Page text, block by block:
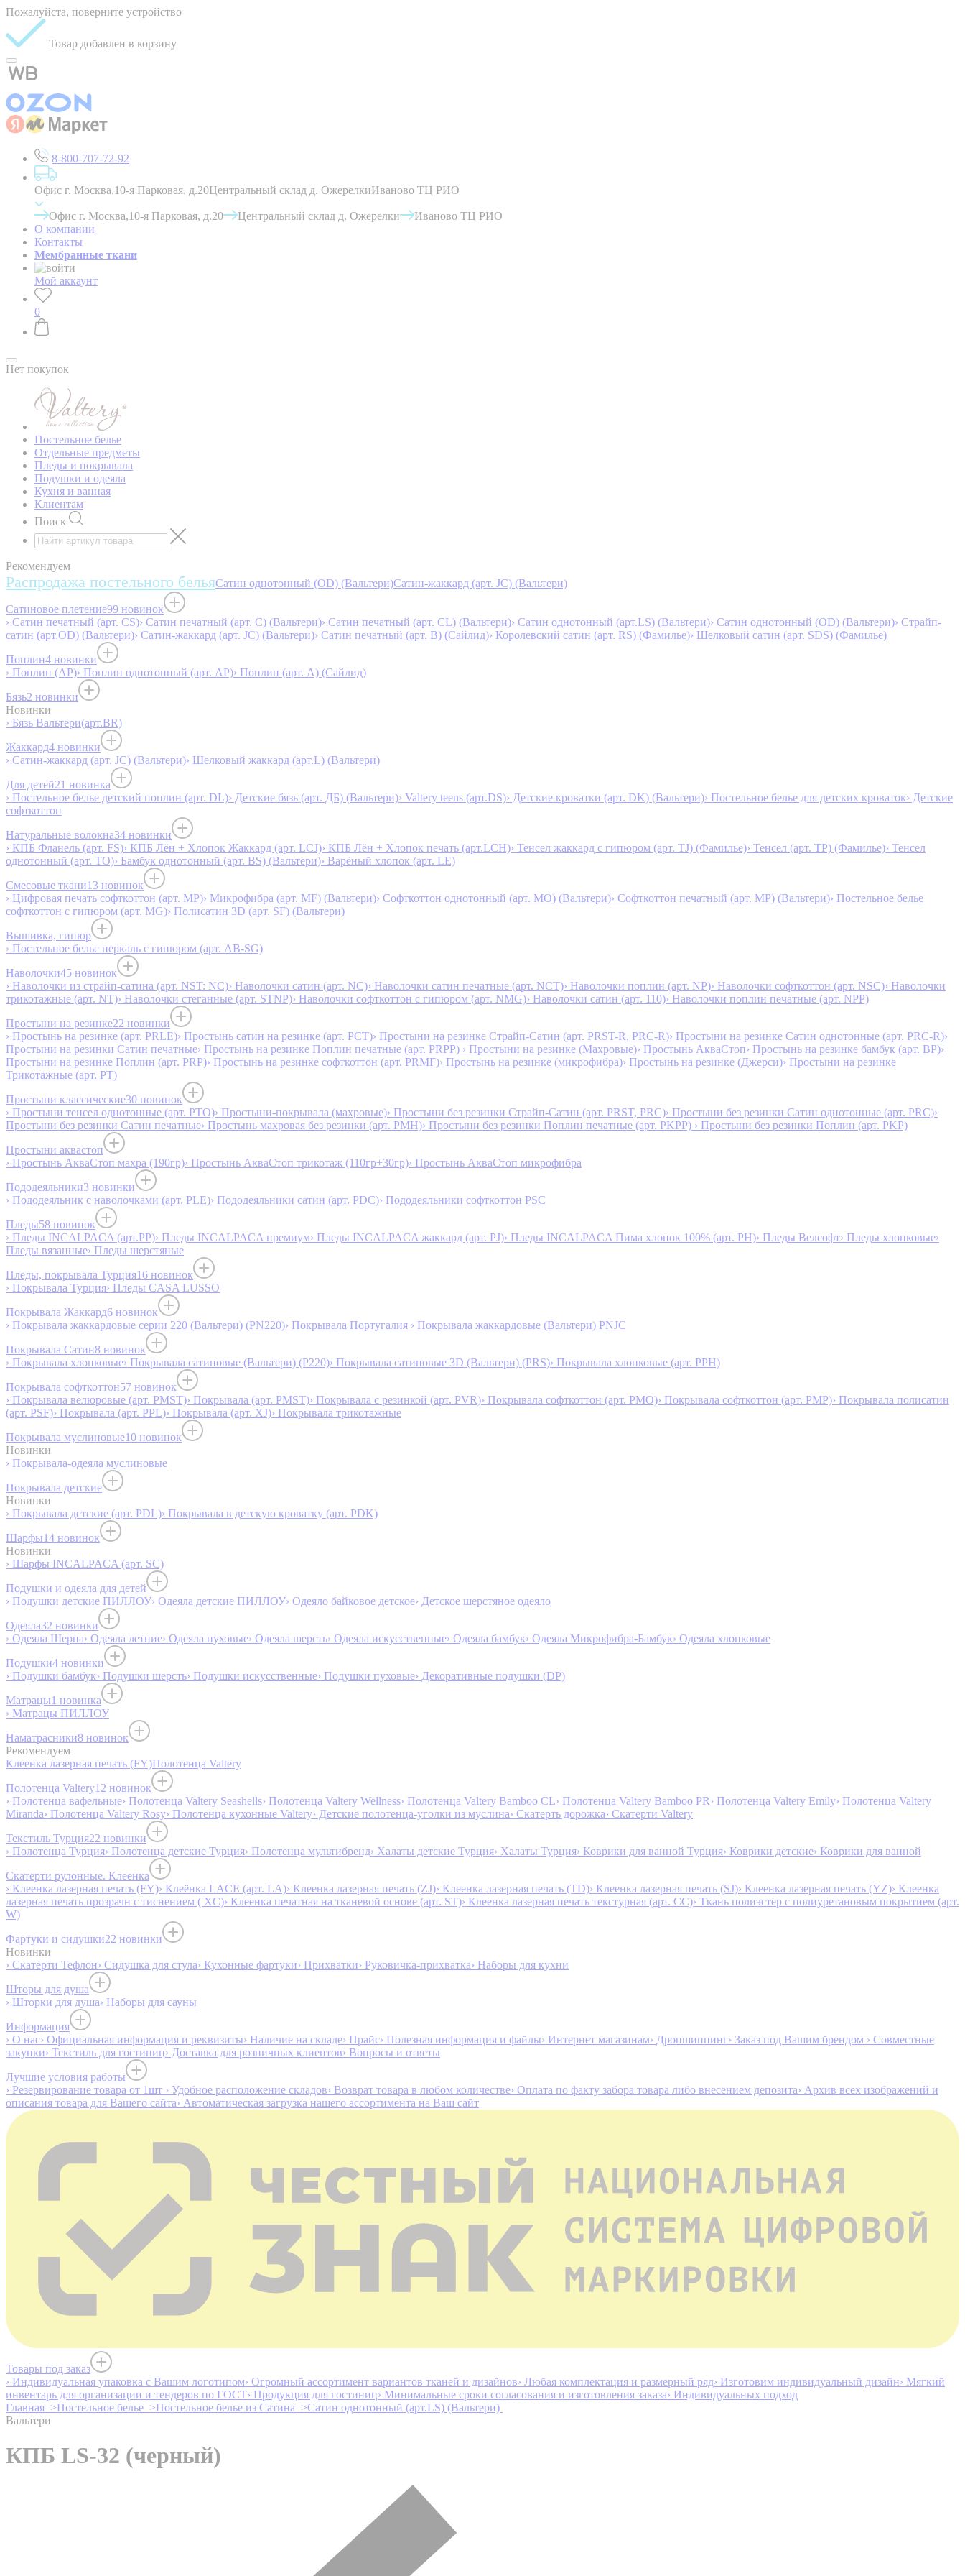
Пожалуйста, поверните устройство
Товар добавлен в корзину
8-800-707-72-92
Офис г. Москва,10-я Парковая, д.20Центральный склад д. ОжерелкиИваново ТЦ РИО
Офис г. Москва,10-я Парковая, д.20 Центральный склад д. Ожерелки
Иваново ТЦ РИО
О компании
Контакты
Мембранные ткани
Мой аккаунт
0
Нет покупок
Постельное белье
Отдельные предметы
Пледы и покрывала
Подушки и одеяла
Кухня и ванная
Клиентам
Поиск
Рекомендуем
Распродажа постельного бельяСатин однотонный (OD) (Вальтери)Сатин-жаккард (арт. JC) (Вальтери)
Сатиновое плетение99 новинок
› Сатин печатный (арт. СS)› Сатин печатный (арт. С) (Вальтери)› Сатин печатный (арт. СL) (Вальтери)› Сатин однотонный (арт.LS) (Вальтери)› Сатин однотонный (OD) (Вальтери)› Страйп-
сатин (арт.OD) (Вальтери)› Сатин-жаккард (арт. JC) (Вальтери)› Сатин печатный (арт. В) (Сайлид)› Королевский сатин (арт. RS) (Фамилье)› Шелковый сатин (арт. SDS) (Фамилье)
Поплин4 новинки
› Поплин (AP)› Поплин однотонный (арт. AP)› Поплин (арт. А) (Сайлид)
Бязь2 новинки
Новинки
› Бязь Вальтери(арт.BR)
Жаккард4 новинки
› Сатин-жаккард (арт. JC) (Вальтери)› Шелковый жаккард (арт.L) (Вальтери)
Для детей21 новинка
› Постельное белье детский поплин (арт. DL)› Детские бязь (арт. ДБ) (Вальтери)› Valtery teens (арт.DS)› Детские кроватки (арт. DK) (Вальтери)› Постельное белье для детских кроваток› Детские
софткоттон
Натуральные волокна34 новинки
› КПБ Фланель (арт. FS)› КПБ Лён + Хлопок Жаккард (арт. LCJ)› КПБ Лён + Хлопок печать (арт.LCH)› Тенсел жаккард с гипюром (арт. TJ) (Фамилье)› Тенсел (арт. ТР) (Фамилье)› Тенсел
однотонный (арт. TO)› Бамбук однотонный (арт. BS) (Вальтери)› Варёный хлопок (арт. LE)
Смесовые ткани13 новинок
› Цифровая печать софткоттон (арт. MP)› Микрофибра (арт. MF) (Вальтери)› Софткоттон однотонный (арт. MO) (Вальтери)› Софткоттон печатный (арт. MР) (Вальтери)› Постельное белье
софткоттон с гипюром (арт. MG)› Полисатин 3D (арт. SF) (Вальтери)
Вышивка, гипюр
› Постельное белье перкаль с гипюром (арт. AB-SG)
Наволочки45 новинок
› Наволочки из страйп-сатина (арт. NST: NC)› Наволочки сатин (арт. NC)› Наволочки сатин печатные (арт. NCT)› Наволочки поплин (арт. NP)› Наволочки софткоттон (арт. NSC)› Наволочки
трикотажные (арт. NT)› Наволочки стеганные (арт. STNP)› Наволочки софткоттон с гипюром (арт. NMG)› Наволочки сатин (арт. 110)› Наволочки поплин печатные (арт. NPP)
Простыни на резинке22 новинки
› Простынь на резинке (арт. PRLE)› Простынь сатин на резинке (арт. PCT)› Простыни на резинке Страйп-Сатин (арт. PRST-R, PRC-R)› Простыни на резинке Сатин однотонные (арт. PRC-R)›
Простыни на резинки Сатин печатные› Простынь на резинке Поплин печатные (арт. PRPP) › Простыни на резинке (Махровые)› Простынь АкваСтоп› Простынь на резинке бамбук (арт. BP)›
Простыни на резинке Поплин (арт. PRP)› Простынь на резинке софткоттон (арт. PRMF)› Простынь на резинке (микрофибра)› Простынь на резинке (Джерси)› Простыни на резинке
Трикотажные (арт. РТ)
Простыни классические30 новинок
› Простыни тенсел однотонные (арт. PTO)› Простыни-покрывала (махровые)› Простыни без резинки Страйп-Сатин (арт. PRST, PRC)› Простыни без резинки Сатин однотонные (арт. PRC)›
Простыни без резинки Сатин печатные› Простынь махровая без резинки (арт. PMH)› Простыни без резинки Поплин печатные (арт. PKPP) › Простыни без резинки Поплин (арт. PKP)
Простыни аквастоп
› Простынь АкваСтоп махра (190гр)› Простынь АкваСтоп трикотаж (110гр+30гр)› Простынь АкваСтоп микрофибра
Пододеяльники3 новинки
› Пододеяльник с наволочками (арт. PLE)› Пододеяльники сатин (арт. PDC)› Пододеяльники софткоттон PSC
Пледы58 новинок
› Пледы INCALPACA (арт.PP)› Пледы INCALPACA премиум› Пледы INCALPACA жаккард (арт. PJ)› Пледы INCALPACA Пима хлопок 100% (арт. PH)› Пледы Велсофт› Пледы хлопковые›
Пледы вязанные› Пледы шерстяные
Пледы, покрывала Турция16 новинок
› Покрывала Турция› Пледы CASA LUSSO
Покрывала Жаккард6 новинок
› Покрывала жаккардовые серии 220 (Вальтери) (PN220)› Покрывала Португалия › Покрывала жаккардовые (Вальтери) PNJC
Покрывала Сатин8 новинок
› Покрывала хлопковые› Покрывала сатиновые (Вальтери) (P220)› Покрывала сатиновые 3D (Вальтери) (PRS)› Покрывала хлопковые (арт. PPH)
Покрывала софткоттон57 новинок
› Покрывала велюровые (арт. PMST)› Покрывала (арт. PMST)› Покрывала с резинкой (арт. PVR)› Покрывала софткоттон (арт. PMO)› Покрывала софткоттон (арт. PMP)› Покрывала полисатин
(арт. PSF)› Покрывала (арт. PPL)› Покрывала (арт. XJ)› Покрывала трикотажные
Покрывала муслиновые10 новинок
Новинки
› Покрывала-одеяла муслиновые
Покрывала детские
Новинки
› Покрывала детские (арт. PDL)› Покрывала в детскую кроватку (арт. PDK)
Шарфы14 новинок
Новинки
› Шарфы INCALPACA (арт. SC)
Подушки и одеяла для детей
› Подушки детские ПИЛЛОУ› Одеяла детские ПИЛЛОУ› Одеяло байковое детское› Детское шерстяное одеяло
Одеяла32 новинки
› Одеяла Шерпа› Одеяла летние› Одеяла пуховые› Одеяла шерсть› Одеяла искусственные› Одеяла бамбук› Одеяла Микрофибра-Бамбук› Одеяла хлопковые
Подушки4 новинки
› Подушки бамбук› Подушки шерсть› Подушки искусственные› Подушки пуховые› Декоративные подушки (DP)
Матрацы1 новинка
› Матрацы ПИЛЛОУ
Наматрасники8 новинок
Рекомендуем
Клеенка лазерная печать (FY)Полотенца Valtery
Полотенца Valtery12 новинок
› Полотенца вафельные› Полотенца Valtery Seashells› Полотенца Valtery Wellness› Полотенца Valtery Bamboo CL› Полотенца Valtery Bamboo PR› Полотенца Valtery Emily› Полотенца Valtery
Miranda› Полотенца Valtery Rosy› Полотенца кухонные Valtery› Детские полотенца-уголки из муслина› Скатерть дорожка› Скатерти Valtery
Текстиль Турция22 новинки
› Полотенца Турция› Полотенца детские Турция› Полотенца мультибренд› Халаты детские Турция› Халаты Турция› Коврики для ванной Турция› Коврики детские› Коврики для ванной
Скатерти рулонные. Клеенка
› Клеенка лазерная печать (FY)› Клеёнка LACE (арт. LA)› Клеенка лазерная печать (ZJ)› Клеенка лазерная печать (TD)› Клеенка лазерная печать (SJ)› Клеенка лазерная печать (YZ)› Клеенка
лазерная печать прозрачн с тиснением ( XC)› Клеенка печатная на тканевой основе (арт. ST)› Клеенка лазерная печать текстурная (арт. CC)› Ткань полиэстер с полиуретановым покрытием (арт.
W)
Фартуки и сидушки22 новинки
Новинки
› Скатерти Тефлон› Сидушка для стула› Кухонные фартуки› Прихватки› Руковичка-прихватка› Наборы для кухни
Шторы для душа
› Шторки для душа› Наборы для сауны
Информация
› О нас› Официальная информация и реквизиты› Наличие на складе› Прайс› Полезная информация и файлы› Интернет магазинам› Дропшиппинг› Заказ под Вашим брендом › Совместные
закупки› Текстиль для гостиниц› Доставка для розничных клиентов› Вопросы и ответы
Лучшие условия работы
› Резервирование товара от 1шт › Удобное расположение складов› Возврат товара в любом количестве› Оплата по факту забора товара либо внесением депозита› Архив всех изображений и
описания товара для Вашего сайта› Автоматическая загрузка нашего ассортимента на Ваш сайт
Товары под заказ
› Индивидуальная упаковка с Вашим логотипом› Огромный ассортимент вариантов тканей и дизайнов› Любая комплектация и размерный ряд› Изготовим индивидуальный дизайн› Мягкий
инвентарь для организации и тендеров по ГОСТ› Продукция для гостиниц› Минимальные сроки согласования и изготовления заказа› Индивидуальных подход
Главная >Постельное белье >Постельное белье из Сатина >Сатин однотонный (арт.LS) (Вальтери)
Вальтери
КПБ LS-32 (черный)